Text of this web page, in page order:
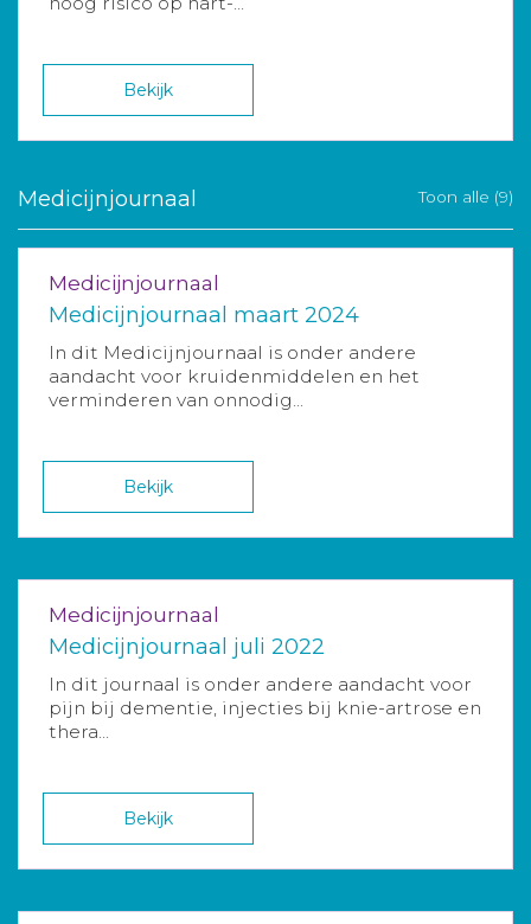
Bekijk
Medicijnjournaal Toon alle (9)
Medicijnjournaal
Medicijnjournaal maart 2024
In dit Medicijnjournaal is onder andere
aandacht voor kruidenmiddelen en het
verminderen van onnodig...
Bekijk
Medicijnjournaal
Medicijnjournaal juli 2022
In dit journaal is onder andere aandacht voor
pijn bij dementie, injecties bij knie-artrose en
thera...
Bekijk